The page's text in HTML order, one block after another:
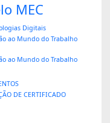
MEC
Digitais
ao Mundo do Trabalho
ao Mundo do Trabalho
DE CERTIFICADO